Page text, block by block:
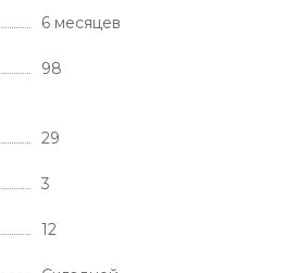
6 месяцев
98
29
3
12